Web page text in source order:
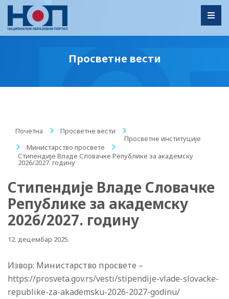
Просветне вести
Почетна / Просветне вести
/
Просветне институције
/
Министарство просвете
/
Стипендије Владе Словачке Републике за академску
2026/2027. годину
Стипендије Владе Словачке
Републике за академску
2026/2027. годину
12. децембар 2025.
Извор: Министарство просвете –
https://prosveta.gov.rs/vesti/stipendije-vlade-slovacke-
republike-za-akademsku-2026-2027-godinu/